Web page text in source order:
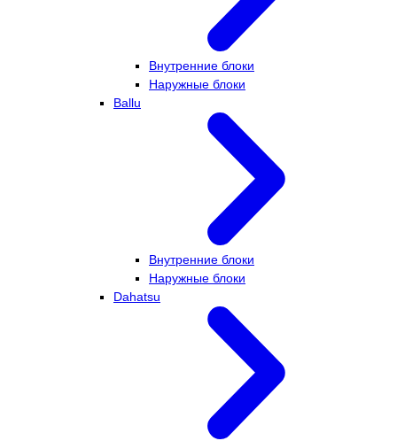
Внутренние блоки
Наружные блоки
Ballu
Внутренние блоки
Наружные блоки
Dahatsu